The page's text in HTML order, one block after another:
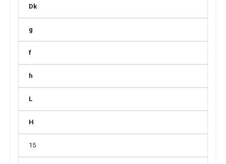
Dk
g
f
h
L
H
15